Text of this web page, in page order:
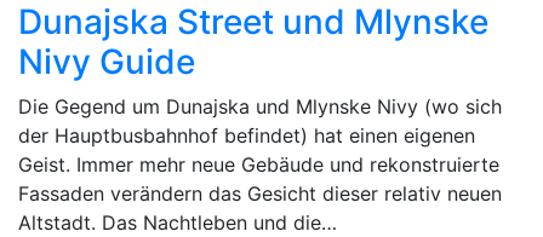
Dunajska Street und Mlynske
Nivy Guide
Die Gegend um Dunajska und Mlynske Nivy (wo sich
der Hauptbusbahnhof befindet) hat einen eigenen
Geist. Immer mehr neue Gebäude und rekonstruierte
Fassaden verändern das Gesicht dieser relativ neuen
Altstadt. Das Nachtleben und die…